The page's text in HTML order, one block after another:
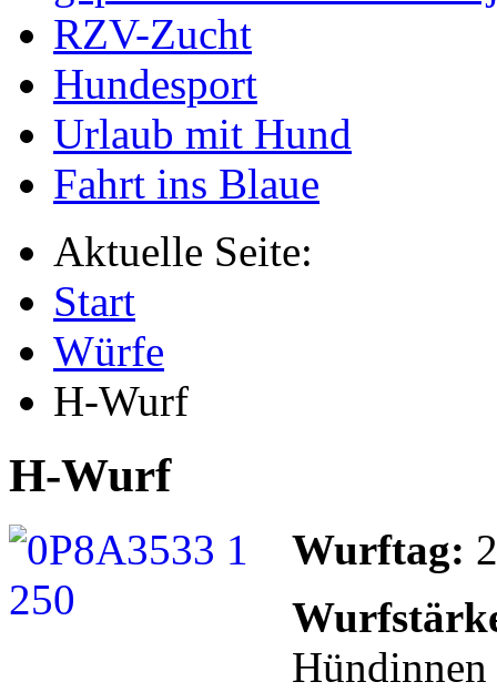
RZV-Zucht
Hundesport
Urlaub mit Hund
Fahrt ins Blaue
Aktuelle Seite:
Start
Würfe
H-Wurf
H-Wurf
Wurftag:
Hündinnen